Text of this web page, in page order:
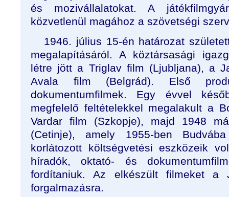
és mozivállalatokat. A
közvetlenül magához a szövetségi
1946. július 15-én határozat
megalapításáról. A köztársasági
létre jött a Triglav film (Ljubljana), a
Avala film (Belgrád). Első
dokumentumfilmek. Egy évvel
megfelelő feltételekkel megalakult a
Vardar film (Szkopje), majd 1948
(Cetinje), amely 1955-ben
korlátozott költségvetési eszközeik
híradók, oktató- és
fordítaniuk. Az elkészült filmeket a
forgalmazásra.